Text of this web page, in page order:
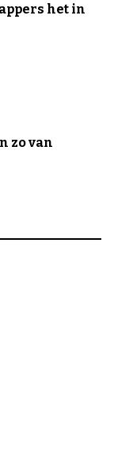
het in
zo van